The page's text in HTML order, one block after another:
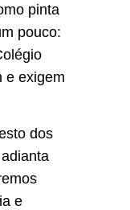
pinta
pouco:
e exigem
dos
e